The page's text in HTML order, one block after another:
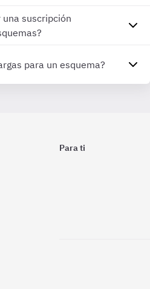
una suscripción
para un esquema?
Para ti